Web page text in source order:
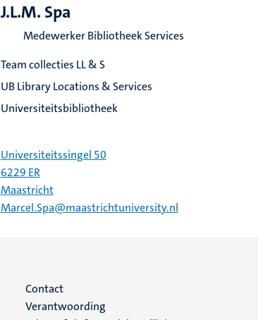
J.L.M. Spa
Medewerker Bibliotheek Services
Team collecties LL & S
UB Library Locations & Services
Universiteitsbibliotheek
Universiteitssingel 50
6229 ER
Maastricht
Marcel.Spa@maastrichtuniversity.nl
Menu
Contact
Verantwoording